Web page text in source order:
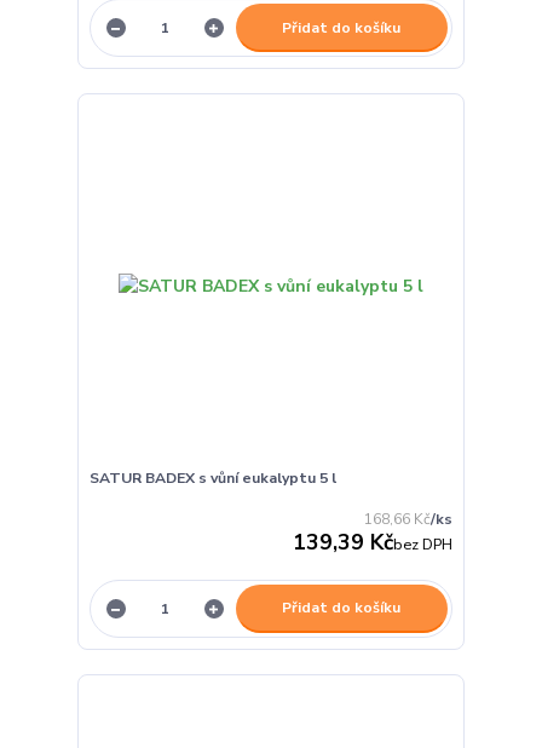
Přidat do košíku
SATUR BADEX s vůní eukalyptu 5 l
168,66 Kč/ks
139,39 Kčbez DPH
Přidat do košíku